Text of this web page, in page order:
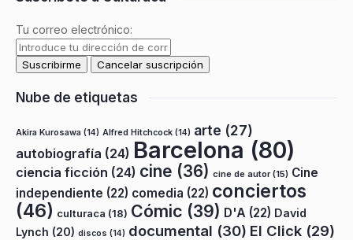
Tu correo electrónico:
Nube de etiquetas
Akira Kurosawa (14) Alfred Hitchcock (14) arte (27)
autobiografía (24) Barcelona (80)
ciencia ficción (24) cine (36) cine de autor(15) Cine
independiente (22) comedia (22) conciertos
(46) culturaca (18) Cómic (39) D'A (22) David
Lynch (20) discos (14) documental (30) El Click (29)